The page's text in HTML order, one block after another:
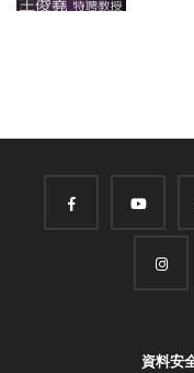
資料安